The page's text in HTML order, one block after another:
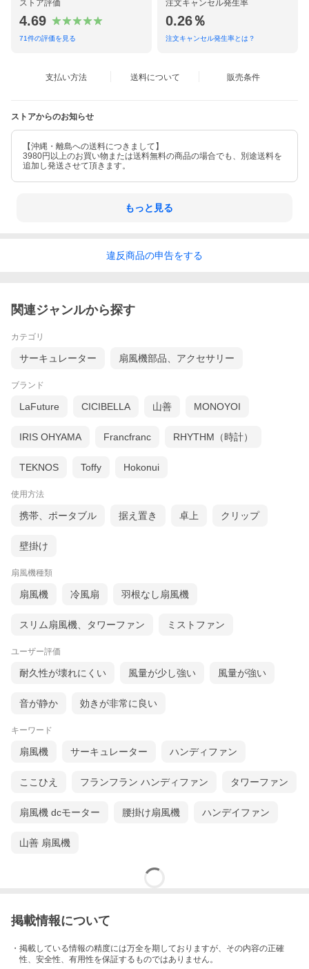
ストア評価
4.69
71件の評価を見る
注文キャンセル発生率
0.26％
注文キャンセル発生率とは？
支払い方法 送料について 販売条件
ストアからのお知らせ
【沖縄・離島への送料につきまして】
3980円以上のお買い物または送料無料の商品の場合でも、別途送料を
追加し発送させて頂きます。
もっと見る
違反商品の申告をする
関連ジャンルから探す
カテゴリ
サーキュレーター 扇風機部品、アクセサリー
ブランド
LaFuture CICIBELLA 山善 MONOYOI
IRIS OHYAMA Francfranc RHYTHM（時計）
TEKNOS Toffy Hokonui
使用方法
携帯、ポータブル 据え置き 卓上 クリップ
壁掛け
扇風機種類
扇風機 冷風扇 羽根なし扇風機
スリム扇風機、タワーファン ミストファン
ユーザー評価
耐久性が壊れにくい 風量が少し強い 風量が強い
音が静か 効きが非常に良い
キーワード
扇風機 サーキュレーター ハンディファン
ここひえ フランフラン ハンディファン タワーファン
扇風機 dcモーター 腰掛け扇風機 ハンデイファン
山善 扇風機
掲載情報について
・掲載している情報の精度には万全を期しておりますが、その内容の正確
性、安全性、有用性を保証するものではありません。